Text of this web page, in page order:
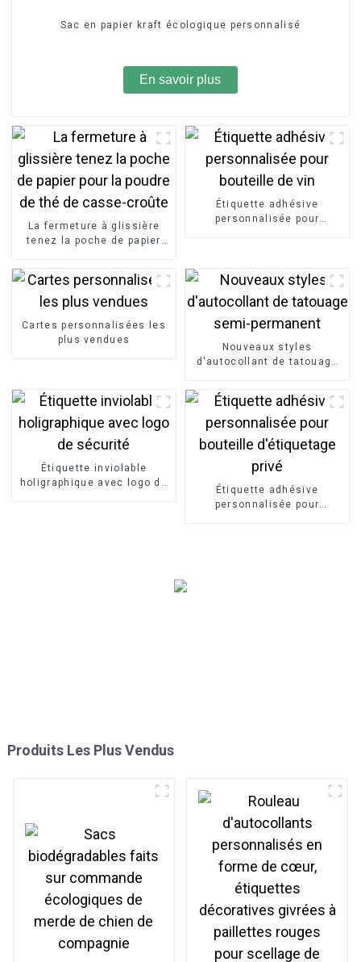
Sac en papier kraft écologique personnalisé
En savoir plus
La fermeture à glissière
tenez la poche de papier
Étiquette adhésive
personnalisée pour
Cartes personnalisées les
plus vendues
Nouveaux styles
d'autocollant de tatouage
Étiquette inviolable
holigraphique avec logo de
Étiquette adhésive
personnalisée pour
Produits Les Plus Vendus